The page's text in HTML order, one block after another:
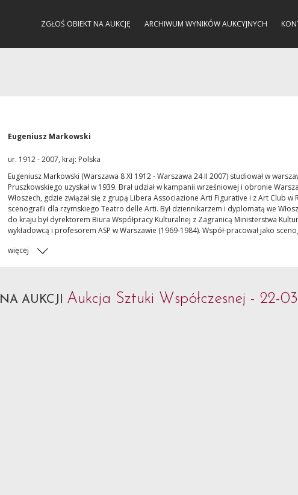
ZGŁOŚ OBIEKT NA AUKCJĘ ARCHIWUM WYNIKÓW AUKCYJNYCH
Eugeniusz Markowski
ur. 1912 - 2007, kraj: Polska
Eugeniusz Markowski (Warszawa 8 XI 1912 - Warszawa 24 II 2007) studiował w
Pruszkowskiego uzyskał w 1939. Brał udział w kampanii wrześniowej i obronie
Włoszech, gdzie związał się z grupą Libera Associazione Arti Figurative i z Art Club
scenografii dla rzymskiego Teatro delle Arti. Był dziennikarzem i dyplomatą we
do kraju był dyrektorem Biura Współpracy Kulturalnej z Zagranicą Ministerstwa
wykładowcą i profesorem ASP w Warszawie (1969-1984). Współ-pracował jako
więcej
NA AUKCJI Aukcja Sztuki Współczesnej - 22-